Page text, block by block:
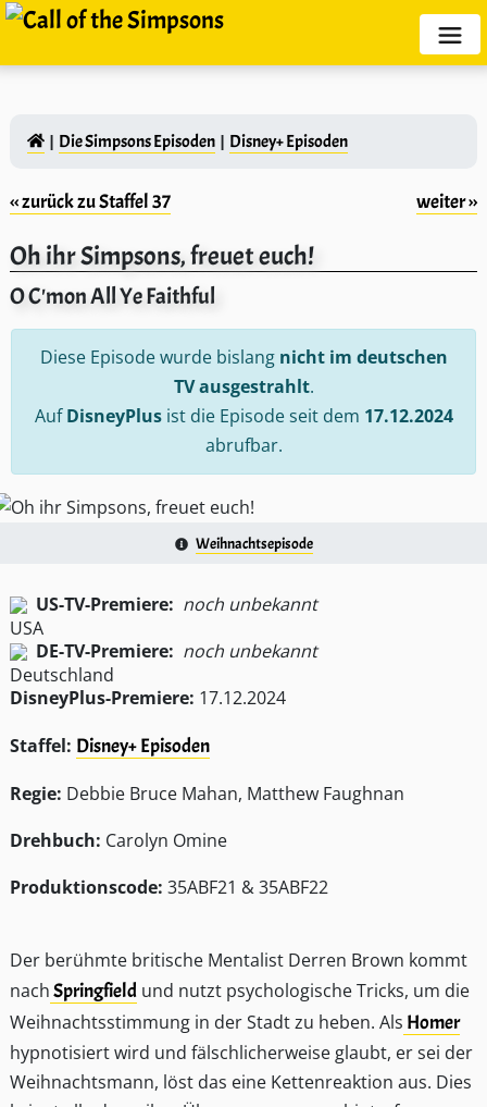
Die Simpsons Episoden Disney+ Episoden
‹‹ zurück zu Staffel 37 weiter ››
Oh ihr Simpsons, freuet euch!
O C'mon All Ye Faithful
Diese Episode wurde bislang nicht im deutschen
TV ausgestrahlt.
AufDisneyPlusist die Episode seit dem 17.12.2024
abrufbar.
Weihnachtsepisode
US-TV-Premiere: noch unbekannt
DE-TV-Premiere: noch unbekannt
DisneyPlus-Premiere: 17.12.2024
Staffel: Disney+ Episoden
Regie: Debbie Bruce Mahan, Matthew Faughnan
Drehbuch: Carolyn Omine
Produktionscode: 35ABF21 & 35ABF22
Der berühmte britische Mentalist Derren Brown kommt
nachSpringfield und nutzt psychologische Tricks, um die
Weihnachtsstimmung in der Stadt zu heben. Als Homer
hypnotisiert wird und fälschlicherweise glaubt, er sei der
Weihnachtsmann, löst das eine Kettenreaktion aus. Dies